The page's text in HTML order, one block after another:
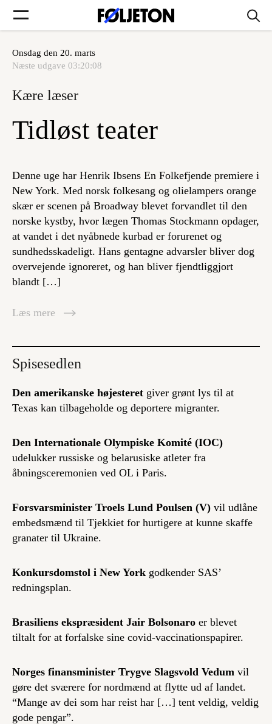
Forsider
Føljetoner
Søg
Min side
Log ind
Onsdag den 20. marts
Næste udgave 03:20:08
Kære læser
Tidløst teater
Denne uge har Henrik Ibsens En Folkefjende premiere i
New York. Med norsk folkesang og olielampers orange
skær er scenen på Broadway blevet forvandlet til den
norske kystby, hvor lægen Thomas Stockmann opdager,
at vandet i det nyåbnede kurbad er forurenet og
sundhedsskadeligt. Hans gentagne advarsler bliver dog
overvejende ignoreret, og han bliver fjendtliggjort
blandt […]
Læs mere
Spisesedlen
Den amerikanske højesteret giver grønt lys til at
Texas kan tilbageholde og deportere migranter.
Den Internationale Olympiske Komité (IOC)
udelukker russiske og belarusiske atleter fra
åbningsceremonien ved OL i Paris.
Forsvarsminister Troels Lund Poulsen (V) vil udlåne
embedsmænd til Tjekkiet for hurtigere at kunne skaffe
granater til Ukraine.
Konkursdomstol i New York godkender SAS’
redningsplan.
Brasiliens ekspræsident Jair Bolsonaro er blevet
tiltalt for at forfalske sine covid-vaccinationspapirer.
Norges finansminister Trygve Slagsvold Vedum vil
gøre det sværere for nordmænd at flytte ud af landet.
“Mange av dei som har reist har […] tent veldig, veldig
gode pengar”.